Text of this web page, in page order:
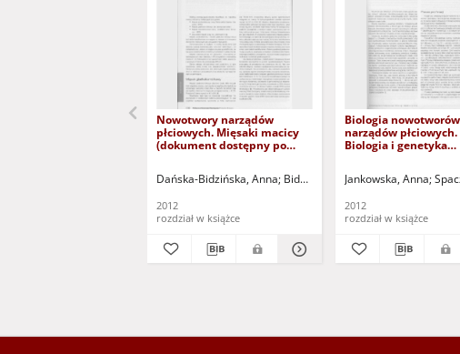
Nowotwory narządów
płciowych. Mięsaki macicy
(dokument dostępny po
Dańska-Bidzińska, Anna Bidziński, Mariusz Spaczyński,
2012
rozdział w książce
Biologia nowotworów
narządów płciowych.
Biologia i genetyka
tylko dla osób z
Jankowska, Anna
2012
rozdział w książce